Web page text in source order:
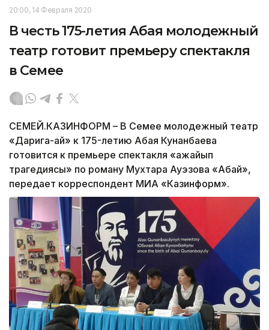
20:00, 14 Февраля 2020
В честь 175-летия Абая молодежный
театр готовит премьеру спектакля
в Семее
СЕМЕЙ.КАЗИНФОРМ – В Семее молодежный театр
«Дарига-ай» к 175-летию Абая Кунанбаева
готовится к премьере спектакля «Ғажайып
трагедиясы» по роману Мухтара Ауэзова «Абай»,
передает корреспондент МИА «Казинформ».